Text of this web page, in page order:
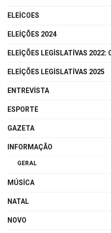
ELEICOES
ELEIÇÕES 2024
ELEIÇÕES LEGISLATIVAS 2022:
ELEIÇÕES LEGISLATIVAS 2025
ENTREVISTA
ESPORTE
GAZETA
INFORMAÇÃO
GERAL
MÚSICA
NATAL
NOVO